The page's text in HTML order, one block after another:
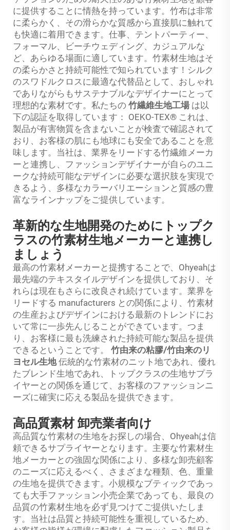
に提供することに情熱を持っています。竹布は非常
に柔らかく、その滑らかな質感から直接肌に触れて
も快適に着用できます。仕事、テントパーティー、
フォーマル、ビーチウェディング、カジュアルな
ど、あらゆる場面に適しています。竹素材生地はそ
の柔らかさと持続可能性で知られています！シルク
のスワドルクロスに最適な代替品として、おしゃれ
でありながらもサステナブルなデザイナーにとって
理想的な素材です。私たちの 竹繊維生地工場 は以
下の認証を取得しています： OEKO-TEX® これは、
製品が有害物質を含まないことが検査で確認されて
おり、お客様の肌にも地球にも安全であることを意
味します。当社は、業界をリードする竹繊維メーカ
ーと連携し、ファッションデザイナーが自らのユニ
ークな持続可能なデザインに必要な選択肢を実現で
きるよう、多様なカラーバリエーションと質感の豊
富なラインナップをご提供しています。
革新的な生地開発のためにトップク
ラスの竹素材生地メーカーと連携し
ましょう
最高の竹素材メーカーと提携することで、Ohyeahは
最先端のテキスタイルデザインを提供しており、そ
れらは現在もさらに改良され続けています。業界を
リードする manufacturers との関係により、竹素材
の生産およびデザインにおける最新のトレンドにお
いて常に一歩先んじることができています。つま
り、お客様に最も洗練された持続可能な製品を提供
できるということです。 竹由来の粘膠/竹由来のリ
ヨセル生地伝統的な竹素材のニット地であれ、優れ
たブレンド生地であれ、トップクラスの生地サプラ
イヤーとの関係を通じて、お客様のファッションニ
ーズに確実に応える製品を提供できます。
高品質素材 卸売業者向け
高品質な竹素材の生地をお探しの場合、Ohyeahは信
頼できるサプライヤーとなります。主要な竹素材生
地メーカーとの強固な関係により、多様な卸売顧客
のニーズに応えるべく、さまざまな種類、色、重量
の生地を提供できます。小規模なブティックであっ
ても大手ファッション小売企業であっても、最良の
品質の竹素材生地を必ず見つけてご提供いたしま
す。当社は品質と持続可能性を重視しているため、